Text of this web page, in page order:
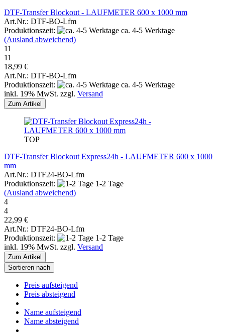
DTF-Transfer Blockout - LAUFMETER 600 x 1000 mm
Art.Nr.: DTF-BO-Lfm
Produktionszeit:
ca. 4-5 Werktage
(Ausland abweichend)
11
11
18,99 €
Art.Nr.: DTF-BO-Lfm
Produktionszeit:
ca. 4-5 Werktage
inkl. 19% MwSt. zzgl. Versand
Zum Artikel
TOP
DTF-Transfer Blockout Express24h - LAUFMETER 600 x 1000
mm
Art.Nr.: DTF24-BO-Lfm
Produktionszeit:
1-2 Tage
(Ausland abweichend)
4
4
22,99 €
Art.Nr.: DTF24-BO-Lfm
Produktionszeit:
1-2 Tage
inkl. 19% MwSt. zzgl. Versand
Zum Artikel
Sortieren nach
Preis aufsteigend
Preis absteigend
Name aufsteigend
Name absteigend